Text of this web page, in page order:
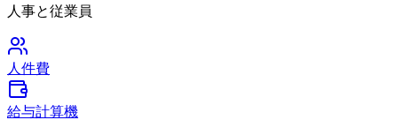
人事と従業員
人件費
給与計算機